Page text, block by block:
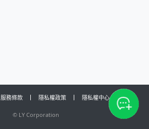
服務條款 隱私權政策 隱私權中心
© LY Corporation